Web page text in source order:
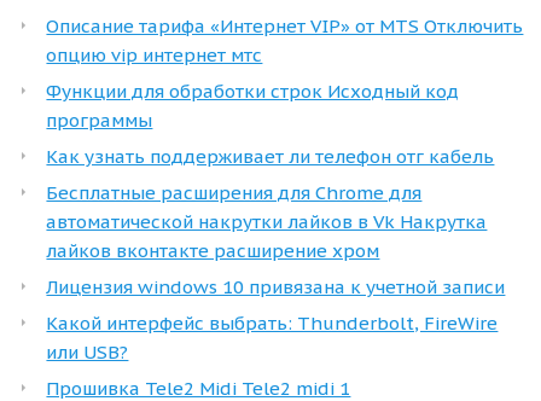
Описание тарифа «Интернет VIP» от MTS Отключить
опцию vip интернет мтс
Функции для обработки строк Исходный код
программы
Как узнать поддерживает ли телефон отг кабель
Бесплатные расширения для Chrome для
автоматической накрутки лайков в Vk Накрутка
лайков вконтакте расширение хром
Лицензия windows 10 привязана к учетной записи
Какой интерфейс выбрать: Thunderbolt, FireWire
или USB?
Прошивка Tele2 Midi Tele2 midi 1